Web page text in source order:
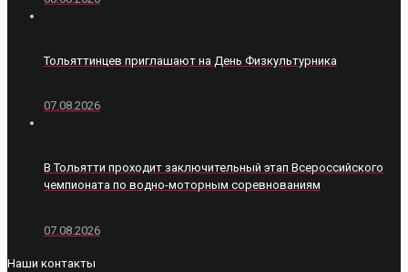
Тольяттинцев приглашают на День Физкультурника
07.08.2026
В Тольятти проходит заключительный этап Всероссийского
чемпионата по водно-моторным соревнованиям
07.08.2026
Наши контакты